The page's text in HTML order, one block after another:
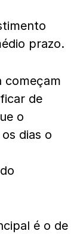
prazo.
começam
de
o
dias o
é o de